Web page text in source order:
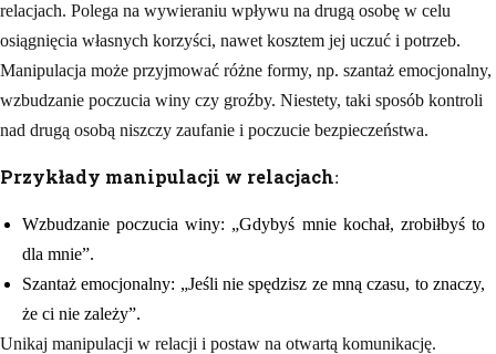
relacjach. Polega na wywieraniu wpływu na drugą osobę w celu
osiągnięcia własnych korzyści, nawet kosztem jej uczuć i potrzeb.
Manipulacja może przyjmować różne formy, np. szantaż emocjonalny,
wzbudzanie poczucia winy czy groźby. Niestety, taki sposób kontroli
nad drugą osobą niszczy zaufanie i poczucie bezpieczeństwa.
Przykłady manipulacji w relacjach:
Wzbudzanie poczucia winy: „Gdybyś mnie kochał, zrobiłbyś to
dla mnie”.
Szantaż emocjonalny: „Jeśli nie spędzisz ze mną czasu, to znaczy,
że ci nie zależy”.
Unikaj manipulacji w relacji i postaw na otwartą komunikację.